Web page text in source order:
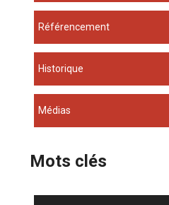
Référencement
Historique
Médias
Mots clés